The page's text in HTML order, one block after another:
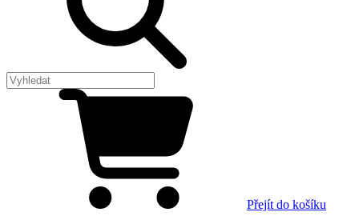
Přejít do košíku